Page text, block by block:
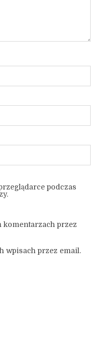
podczas
komentarzach przez
wpisach przez email.